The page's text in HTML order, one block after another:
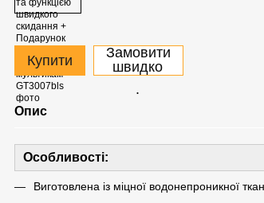
Купити
Замовити
швидко
.
Опис
Особливості:
Виготовлена із міцної водонепроникної